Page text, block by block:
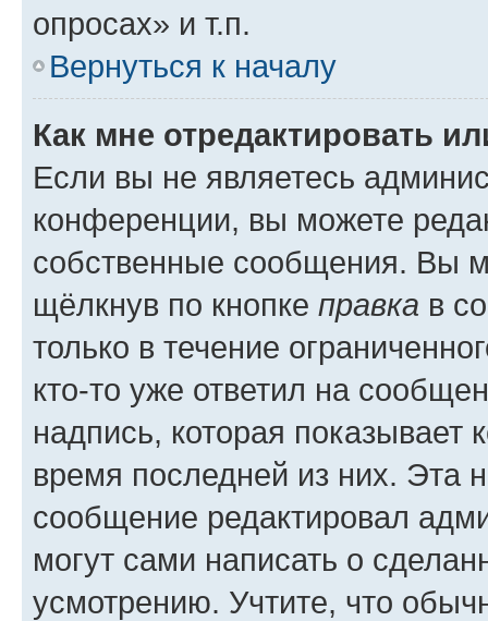
опросах» и т.п.
Вернуться к началу
Как мне отредактировать
Если вы не являетесь
конференции, вы можете
собственные сообщения. Вы
щёлкнув по кнопке правка в
только в течение
кто-то уже ответил на
надпись, которая показывает
время последней из них. Эта
сообщение редактировал
могут сами написать о
усмотрению. Учтите, что